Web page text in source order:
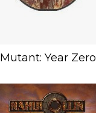
Mutant: Year Zero